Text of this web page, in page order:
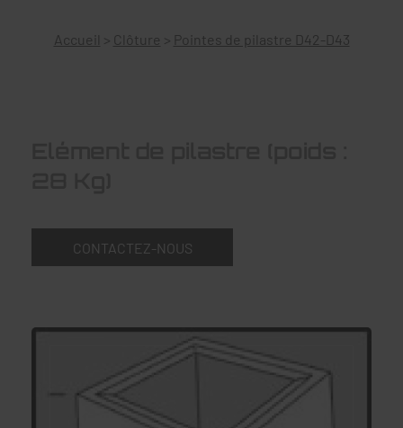
Accueil > Clôture > Pointes de pilastre D42-D43
CONTACTEZ-NOUS